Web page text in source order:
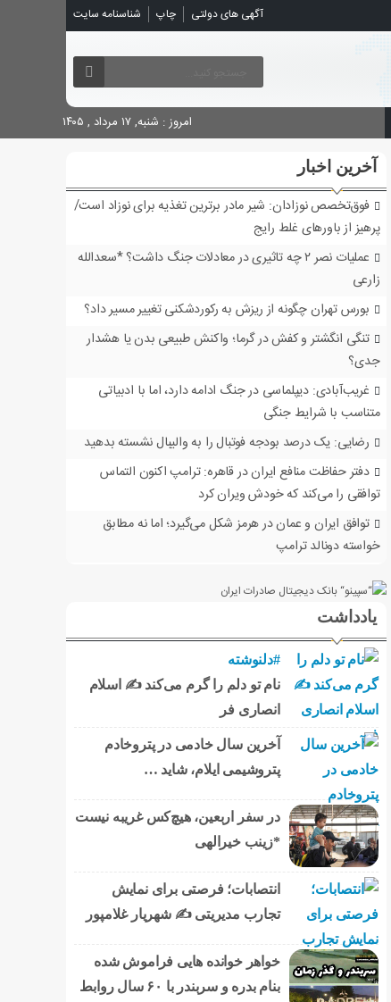
آگهی های دولتی چاپ شناسنامه سایت
امروز : شنبه, ۱۷ مرداد , ۱۴۰۵
آخرین اخبار
فوق‌تخصص نوزادان: شیر مادر برترین تغذیه برای نوزاد است/
پرهیز از باورهای غلط رایج
عملیات نصر ۲ چه تاثیری در معادلات جنگ داشت؟ *سعدالله
زارعی
بورس تهران چگونه از ریزش به رکوردشکنی تغییر مسیر داد؟
تنگی انگشتر و کفش در گرما؛ واکنش طبیعی بدن یا هشدار
جدی؟
غریب‌آبادی: دیپلماسی در جنگ ادامه دارد، اما با ادبیاتی
متناسب با شرایط جنگی
رضایی: یک درصد بودجه فوتبال را به والیبال نشسته بدهید
دفتر حفاظت منافع ایران در قاهره: ترامپ اکنون التماس
توافقی را می‌کند که خودش ویران کرد
توافق ایران و عمان در هرمز شکل می‌گیرد؛ اما نه مطابق
خواسته دونالد ترامپ
یادداشت
#دلنوشته
نام تو دلم را گرم می‌کند ✍️ اسلام
انصاری فر
آخرین سال خادمی در پتروخادم
پتروشیمی ایلام، شاید …
در سفر اربعین، هیچ‌کس غریبه نیست
*زینب خیرالهی
انتصابات؛ فرصتی برای نمایش
تجارب مدیریتی ✍ شهریار غلامپور
خواهر خوانده هایی فراموش شده
بنام بدره و سربندر با ۶۰ سال روابط